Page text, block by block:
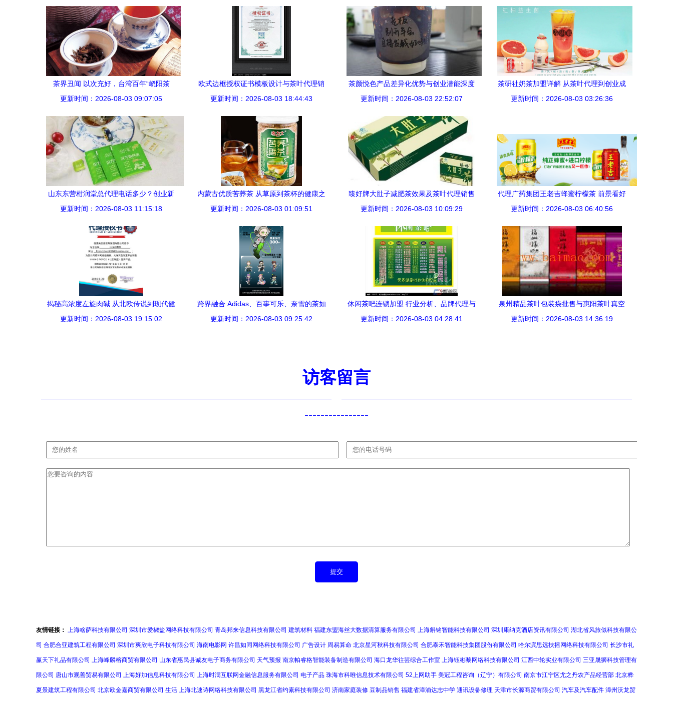
茶界丑闻 以次充好，台湾百年“峣阳茶
行”涉案
更新时间：2026-08-03 09:07:05
欧式边框授权证书模板设计与茶叶代理销
售策略
更新时间：2026-08-03 18:44:43
茶颜悦色产品差异化优势与创业潜能深度
解读
更新时间：2026-08-03 22:52:07
茶研社奶茶加盟详解 从茶叶代理到创业成
功的全面指南
更新时间：2026-08-03 03:26:36
山东东营柑润堂总代理电话多少？创业新
机遇等你来探索！
更新时间：2026-08-03 11:15:18
内蒙古优质苦荞茶 从草原到茶杯的健康之
旅
更新时间：2026-08-03 01:09:51
臻好牌大肚子减肥茶效果及茶叶代理销售
前景分析
更新时间：2026-08-03 10:09:29
代理广药集团王老吉蜂蜜柠檬茶 前景看好
但需审慎评估
更新时间：2026-08-03 06:40:56
揭秘高浓度左旋肉碱 从北欧传说到现代健
康代理销售
更新时间：2026-08-03 19:15:02
跨界融合 Adidas、百事可乐、奈雪的茶如
何借力元宇宙与NFT重塑茶叶代理与销售
更新时间：2026-08-03 09:25:42
休闲茶吧连锁加盟 行业分析、品牌代理与
茶叶销售一体化经营策略
更新时间：2026-08-03 04:28:41
泉州精品茶叶包装袋批售与惠阳茶叶真空
袋生产 一站式采购指南与代理销售机遇
更新时间：2026-08-03 14:36:19
访客留言
----------------
友情链接： 上海啥萨科技有限公司 深圳市爱椒盐网络科技有限公司 青岛邦来信息科技有限公司 建筑材料 福建东盟海丝大数据清算服务有限公司 上海斛铭智能科技有限公司 深圳康纳克酒店资讯有限公司 湖北省风旅似科技有限公
司 合肥合亚建筑工程有限公司 深圳市爽欣电子科技有限公司 海南电影网 许昌如同网络科技有限公司 广告设计 周易算命 北京星河秋科技有限公司 合肥泰禾智能科技集团股份有限公司 哈尔滨思远扶摇网络科技有限公司 长沙市礼
赢天下礼品有限公司 上海峰麟榕商贸有限公司 山东省惠民县诚友电子商务有限公司 天气预报 南京帕睿格智能装备制造有限公司 海口龙华往芸综合工作室 上海钰彬黎网络科技有限公司 江西中轮实业有限公司 三亚晟狮科技管理有
限公司 唐山市观善贸易有限公司 上海好加信息科技有限公司 上海时满互联网金融信息服务有限公司 电子产品 珠海市科唯信息技术有限公司 52上网助手 美冠工程咨询（辽宁）有限公司 南京市江宁区尤之丹农产品经营部 北京桦
夏景建筑工程有限公司 北京欧金嘉商贸有限公司 生活 上海北速诗网络科技有限公司 黑龙江省约素科技有限公司 济南家庭装修 豆制品销售 福建省漳浦达志中学 通讯设备修理 天津市长源商贸有限公司 汽车及汽车配件 漳州沃龙贸